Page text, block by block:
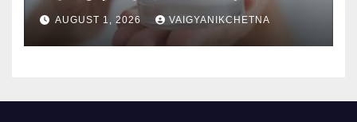
उठी प्रतिबंध की मांग
AUGUST 1, 2026 VAIGYANIKCHETNA